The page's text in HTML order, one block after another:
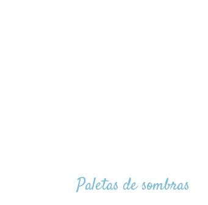
Paletas de sombras